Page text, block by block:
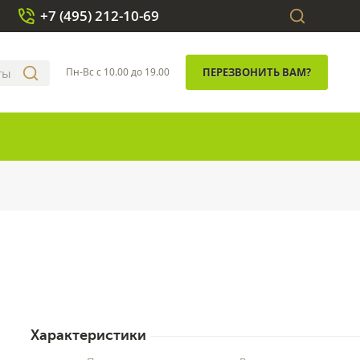
+7 (495) 212-10-69
Пн-Вс с 10.00 до 19.00 ПЕРЕЗВОНИТЬ ВАМ?
Характеристики